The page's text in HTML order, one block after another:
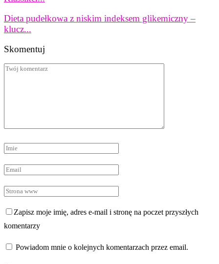
Dieta pudełkowa z niskim indeksem glikemiczny –
klucz...
Skomentuj
Zapisz moje imię, adres e-mail i stronę na poczet przyszłych
komentarzy
Powiadom mnie o kolejnych komentarzach przez email.